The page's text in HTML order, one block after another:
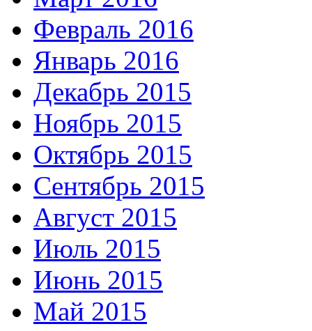
Февраль 2016
Январь 2016
Декабрь 2015
Ноябрь 2015
Октябрь 2015
Сентябрь 2015
Август 2015
Июль 2015
Июнь 2015
Май 2015